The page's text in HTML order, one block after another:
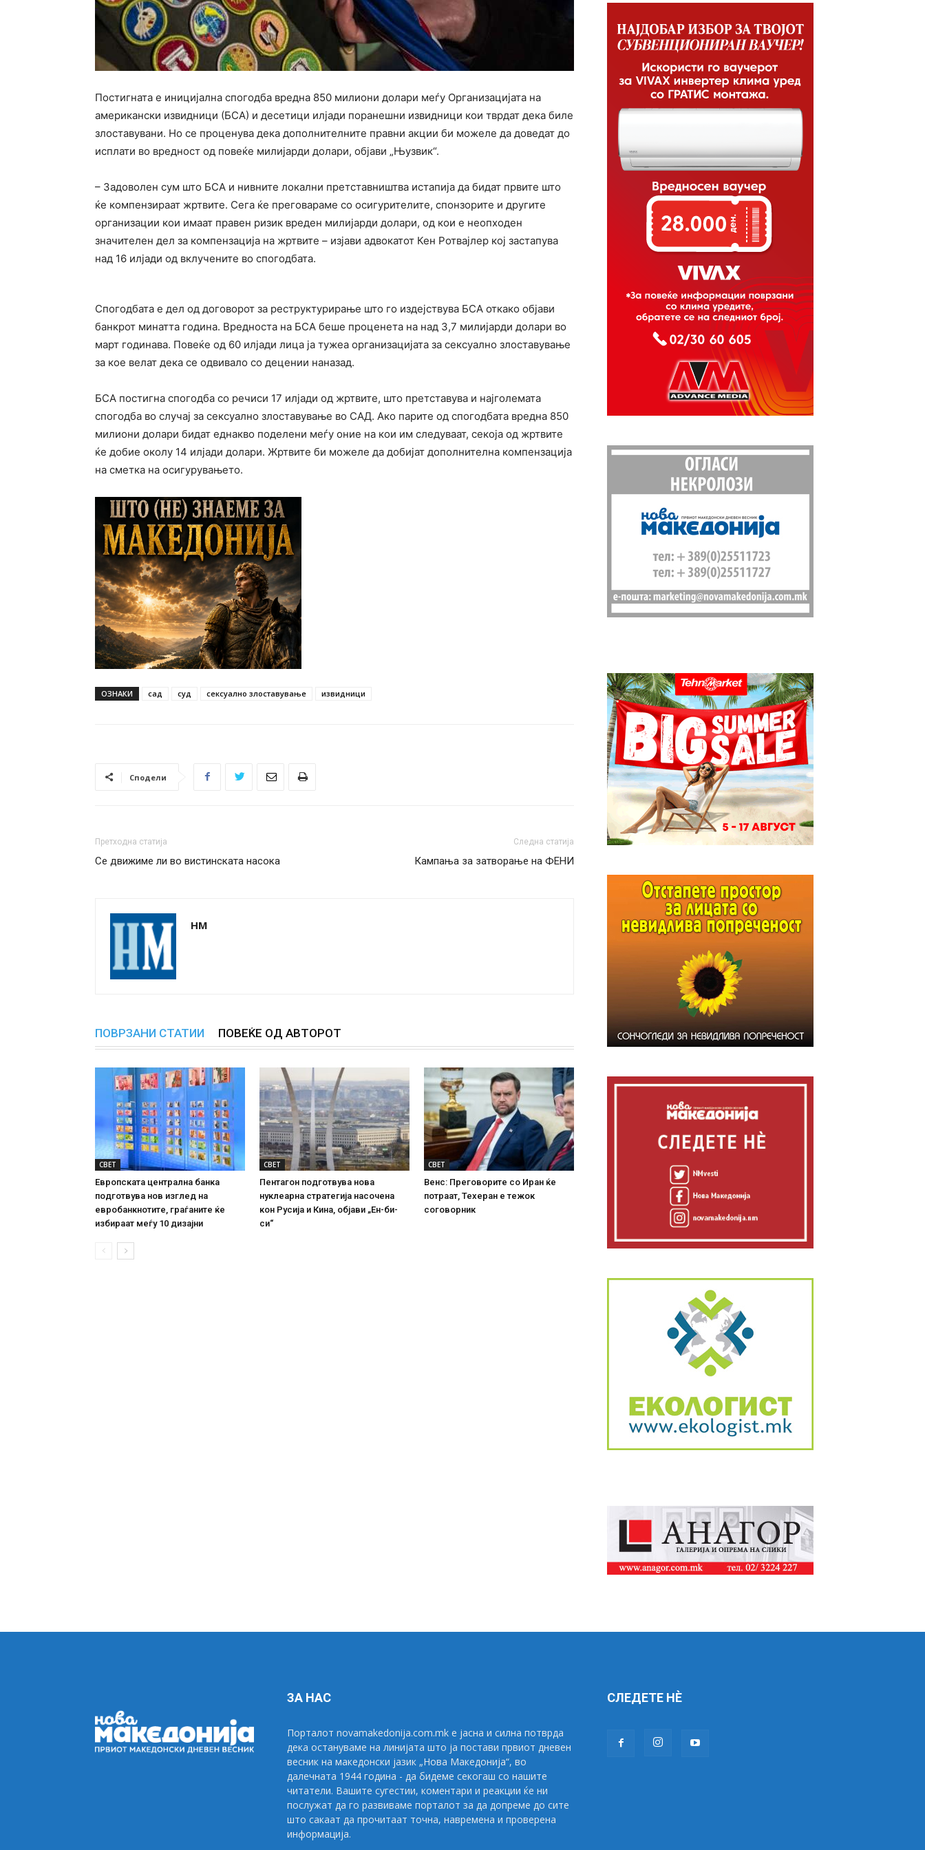
Постигната е иницијална спогодба вредна 850 милиони долари меѓу Организацијата на
американски извидници (БСА) и десетици илјади поранешни извидници кои тврдат дека биле
злоставувани. Но се проценува дека дополнителните правни акции би можеле да доведат до
исплати во вредност од повеќе милијарди долари, објави „Њузвик“.
– Задоволен сум што БСА и нивните локални претставништва истапија да бидат првите што
ќе компензираат жртвите. Сега ќе преговараме со осигурителите, спонзорите и другите
организации кои имаат правен ризик вреден милијарди долари, од кои е неопходен
значителен дел за компензација на жртвите – изјави адвокатот Кен Ротвајлер кој застапува
над 16 илјади од вклучените во спогодбата.
Спогодбата е дел од договорот за реструктурирање што го издејствува БСА откако објави
банкрот минатта година. Вредноста на БСА беше проценета на над 3,7 милијарди долари во
март годинава. Повеќе од 60 илјади лица ја тужеа организацијата за сексуално злоставување
за кое велат дека се одвивало со децении наназад.
БСА постигна спогодба со речиси 17 илјади од жртвите, што претставува и најголемата
спогодба во случај за сексуално злоставување во САД. Ако парите од спогодбата вредна 850
милиони долари бидат еднакво поделени меѓу оние на кои им следуваат, секоја од жртвите
ќе добие околу 14 илјади долари. Жртвите би можеле да добијат дополнителна компензација
на сметка на осигурувањето.
ОЗНАКИ сад суд сексуално злоставување извидници
Сподели
Претходна статија
Се движиме ли во вистинската насока
Следна статија
Кампања за затворање на ФЕНИ
НМ
ПОВРЗАНИ СТАТИИ ПОВЕЌЕ ОД АВТОРОТ
СВЕТ
Европската централна банка
подготвува нов изглед на
евробанкнотите, граѓаните ќе
избираат меѓу 10 дизајни
СВЕТ
Пентагон подготвува нова
нуклеарна стратегија насочена
кон Русија и Кина, објави „Ен-би-
си“
СВЕТ
Венс: Преговорите со Иран ќе
потраат, Техеран е тежок
соговорник
ЗА НАС
Порталот novamakedonija.com.mk е јасна и силна потврда
дека остануваме на линијата што ја постави првиот дневен
весник на македонски јазик „Нова Македонија“, во
далечната 1944 година - да бидеме секогаш со нашите
читатели. Вашите сугестии, коментари и реакции ќе ни
послужат да го развиваме порталот за да допреме до сите
што сакаат да прочитаат точна, навремена и проверена
информација.
СЛЕДЕТЕ НÈ